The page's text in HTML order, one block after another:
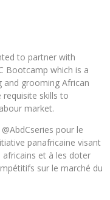
to partner with
Bootcamp which is a
and grooming African
skills to
market.
pour le
panafricaine visant
et à les doter
sur le marché du